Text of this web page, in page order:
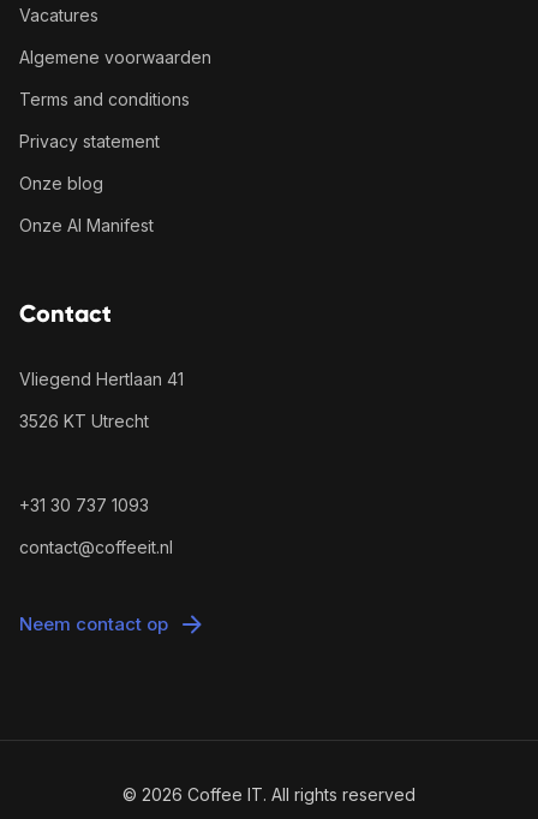
Vacatures
Algemene voorwaarden
Terms and conditions
Privacy statement
Onze blog
Onze AI Manifest
Contact
Vliegend Hertlaan 41
3526 KT Utrecht
+31 30 737 1093
contact@coffeeit.nl
Neem contact op
© 2026 Coffee IT. All rights reserved